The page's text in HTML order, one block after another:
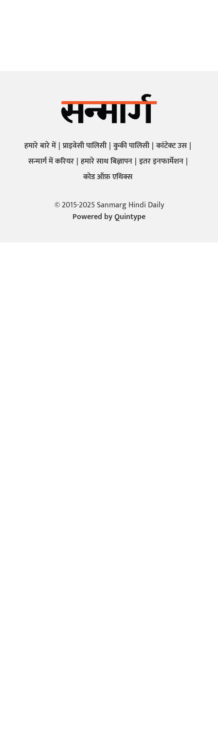
हमारे बारे में प्राइवेसी पालिसी कुकी पालिसी कांटेक्ट उस
सन्मार्ग में करियर हमारे साथ बिज्ञापन इतर इनफार्मेशन
कोड ऑफ़ एथिक्स
© 2015-2025 Sanmarg Hindi Daily
Powered byQuintype